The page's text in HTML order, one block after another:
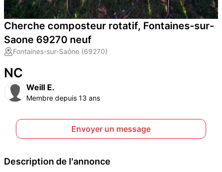
Cherche composteur rotatif, Fontaines-sur-
Saone 69270 neuf
Fontaines-sur-Saône (69270)
NC
Weill E.
Membre depuis 13 ans
Envoyer un message
Description de l'annonce